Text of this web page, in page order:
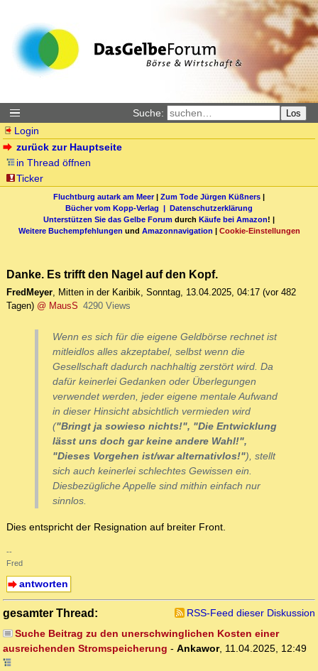
Suche: Los
Login
zurück zur Hauptseite
in Thread öffnen
Ticker
Fluchtburg autark am Meer| Zum Tode Jürgen Küßners |
Bücher vom Kopp-Verlag | Datenschutzerklärung
Unterstützen Sie das Gelbe Forum durch Käufe bei Amazon! |
Weitere Buchempfehlungen und Amazonnavigation | Cookie-Einstellungen
Danke. Es trifft den Nagel auf den Kopf.
FredMeyer, Mitten in der Karibik, Sonntag, 13.04.2025, 04:17 (vor 482
Tagen) @ MausS 4290 Views
Wenn es sich für die eigene Geldbörse rechnet ist
mitleidlos alles akzeptabel, selbst wenn die
Gesellschaft dadurch nachhaltig zerstört wird. Da
dafür keinerlei Gedanken oder Überlegungen
verwendet werden, jeder eigene mentale Aufwand
in dieser Hinsicht absichtlich vermieden wird
("Bringt ja sowieso nichts!", "Die Entwicklung
lässt uns doch gar keine andere Wahl!",
"Dieses Vorgehen ist/waralternativlos!"), stellt
sich auch keinerlei schlechtes Gewissen ein.
Diesbezügliche Appelle sind mithin einfach nur
sinnlos.
Dies entspricht der Resignation auf breiter Front.
--
Fred
antworten
gesamter Thread:
RSS-Feed dieser Diskussion
Suche Beitrag zu den unerschwinglichen Kosten einer
ausreichenden Stromspeicherung - Ankawor, 11.04.2025, 12:49